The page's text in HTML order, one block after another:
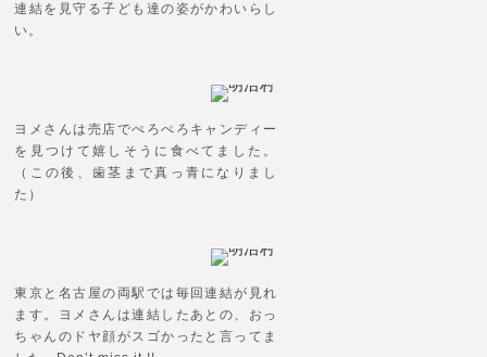
連結を見守る子ども達の姿がかわいらし
い。
ヨメさんは売店でぺろぺろキャンディー
を見つけて嬉しそうに食べてました。
（この後、歯茎まで真っ青になりまし
た）
東京と名古屋の両駅では毎回連結が見れ
ます。ヨメさんは連結したあとの、おっ
ちゃんのドヤ顔がスゴかったと言ってま